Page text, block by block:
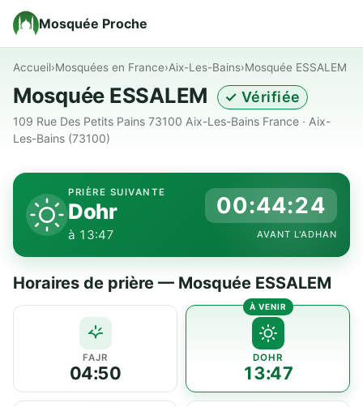
Mosquée Proche
Accueil›Mosquées en France›Aix-Les-Bains›Mosquée ESSALEM
Mosquée ESSALEM ✓ Vérifiée
109 Rue Des Petits Pains 73100 Aix-Les-Bains France · Aix-
Les-Bains (73100)
PRIÈRE SUIVANTE
Dohr
à 13:47
00:44:24
AVANT L'ADHAN
Horaires de prière — Mosquée ESSALEM
FAJR
04:50
DOHR
13:47